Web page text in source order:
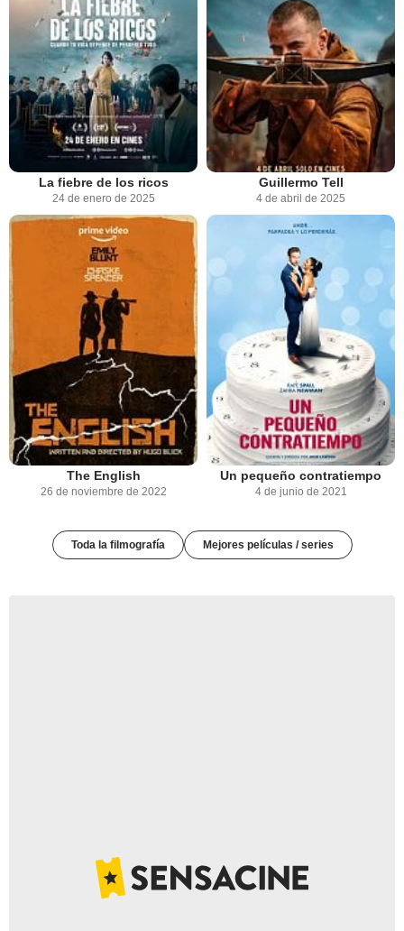
La fiebre de los ricos
24 de enero de 2025
Guillermo Tell
4 de abril de 2025
The English
26 de noviembre de 2022
Un pequeño contratiempo
4 de junio de 2021
Toda la filmografía Mejores películas / series